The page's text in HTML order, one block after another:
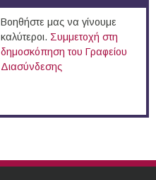
Βοηθήστε μας να γίνουμε
καλύτεροι. Συμμετοχή στη
δημοσκόπηση του Γραφείου
Διασύνδεσης